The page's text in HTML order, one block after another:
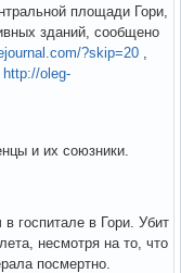
площади Гори,
зданий, сообщено
?skip=20
http://oleg-
и их союзники.
госпитале в Гори. Убит
несмотря на то, что
посмертно.